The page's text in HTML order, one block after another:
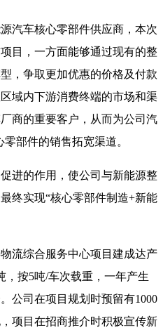
汽车核心零部件供应商，本次
目，一方面能够通过现有的整
，争取更加优惠的价格及付款
域内下游消费终端的市场和渠
商的重要客户，从而为公司汽
部件的销售拓宽渠道。
进的作用，使公司与新能源整
终实现“核心零部件制造+新能
流综合服务中心项目建成达产
，按5吨/车次载重，一年产生
公司在项目规划时预留有1000
项目在招商推介时积极宣传新